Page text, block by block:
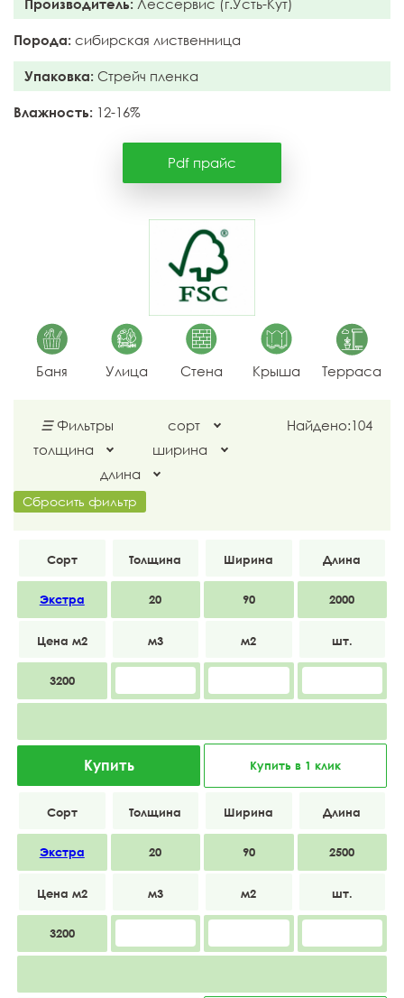
Производитель: Лессервис (г.Усть-Кут)
Порода: сибирская лиственница
Упаковка: Стрейч пленка
Влажность: 12-16%
Pdf прайс
Баня Улица Стена Крыша Терраса
☰ Фильтры
сорт
толщина
ширина
длина
Найдено:104
Сбросить фильтр
Экстра 20 90 2000
3200
Купить Купить в 1 клик
Экстра 20 90 2500
3200